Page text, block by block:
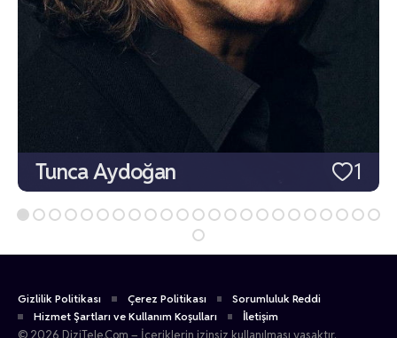
1
Tunca Aydoğan
Gizlilik Politikası Çerez Politikası
Sorumluluk Reddi
Hizmet Şartları ve Kullanım Koşulları
İletişim
© 2026 DiziTele.Com – İçeriklerin izinsiz kullanılması yasaktır.